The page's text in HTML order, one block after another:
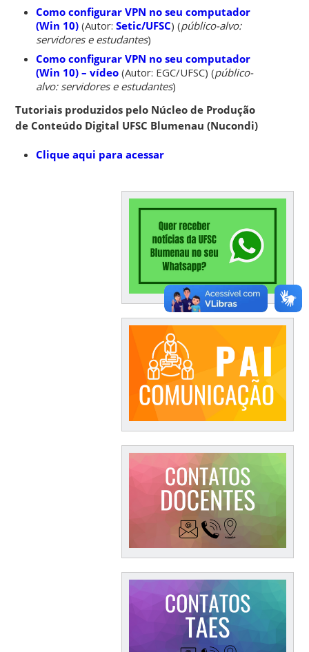
Como configurar VPN no seu computador
(Win 10) (Autor:Setic/UFSC) (público-alvo:
servidores e estudantes)
Como configurar VPN no seu computador
(Win 10) – vídeo (Autor: EGC/UFSC) (público-
alvo: servidores e estudantes)
Tutoriais produzidos pelo Núcleo de Produção
de Conteúdo Digital UFSC Blumenau (Nucondi)
Clique aqui para acessar